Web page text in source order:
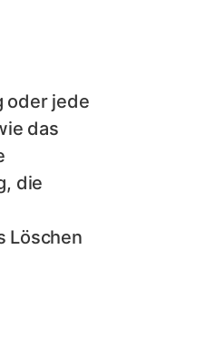
oder jede
das
die
Löschen